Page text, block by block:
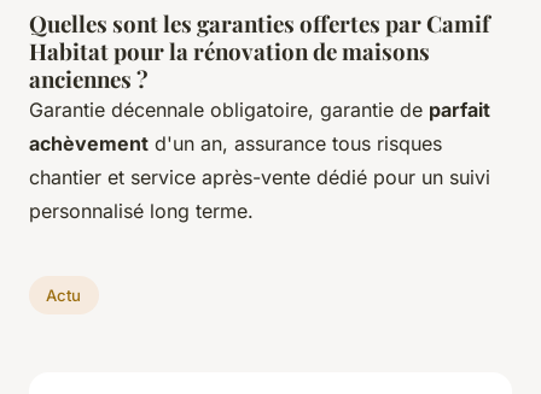
Quelles sont les garanties offertes par Camif
Habitat pour la rénovation de maisons
anciennes ?
Garantie décennale obligatoire, garantie de parfait
achèvement d'un an, assurance tous risques
chantier et service après-vente dédié pour un suivi
personnalisé long terme.
Actu